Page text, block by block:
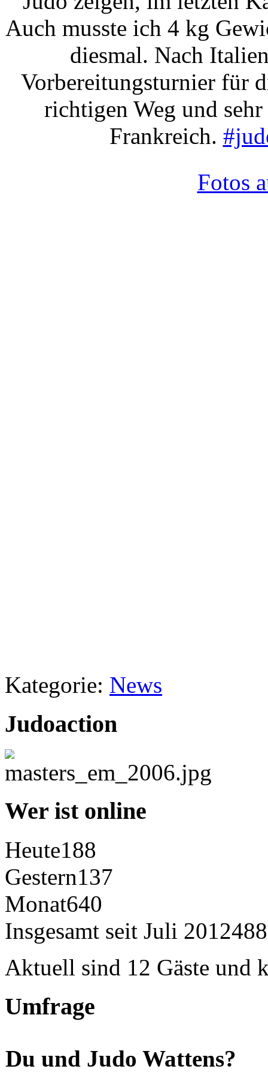
Auch musste ich 4 kg
diesmal. Nach
Vorbereitungsturnier für
richtigen Weg und
Frankreich.
Fotos
Kategorie: News
Judoaction
Wer ist online
Heute188
Gestern137
Monat640
Insgesamt seit Juli 2012
Aktuell sind 12 Gäste und
Umfrage
Du und Judo Wattens?